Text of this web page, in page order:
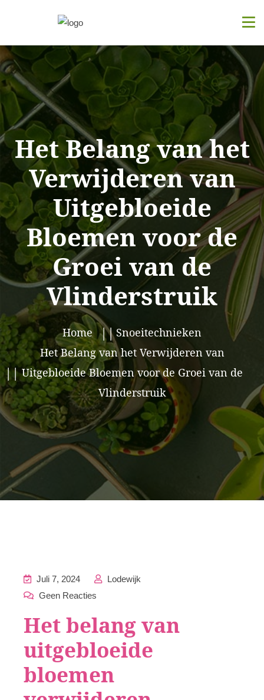
Het Belang van het
Verwijderen van
Uitgebloeide
Bloemen voor de
Groei van de
Vlinderstruik
Home
Snoeitechnieken
Het Belang van het Verwijderen van
Uitgebloeide Bloemen voor de Groei van de
Vlinderstruik
Juli 7, 2024
Lodewijk
Geen Reacties
Het belang van
uitgebloeide
bloemen